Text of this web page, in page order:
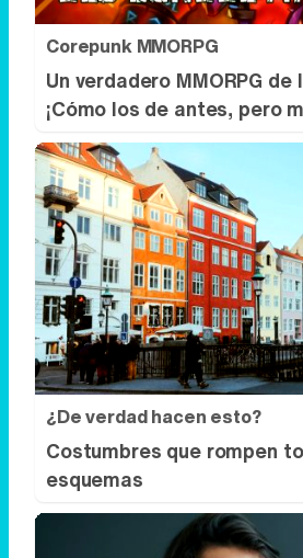
Corepunk MMORPG
Un verdadero MMORPG
¡Cómo los de antes, pero
¿De verdad hacen esto?
Costumbres que rompen
esquemas